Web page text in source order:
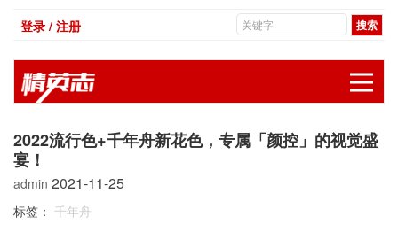
登录 / 注册
2022流行色+千年舟新花色，专属「颜控」的视觉盛
宴！
admin 2021-11-25
标签： 千年舟